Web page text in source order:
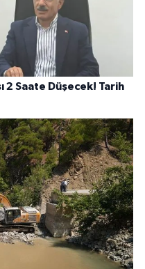
2 Saate Düşecek! Tarih